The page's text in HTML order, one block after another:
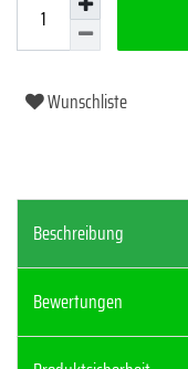
Wunschliste
Beschreibung
Bewertungen